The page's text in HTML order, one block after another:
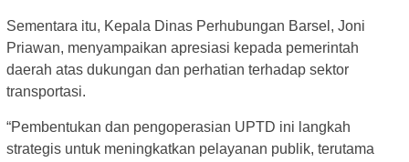
Sementara itu, Kepala Dinas Perhubungan Barsel, Joni
Priawan, menyampaikan apresiasi kepada pemerintah
daerah atas dukungan dan perhatian terhadap sektor
transportasi.
“Pembentukan dan pengoperasian UPTD ini langkah
strategis untuk meningkatkan pelayanan publik, terutama